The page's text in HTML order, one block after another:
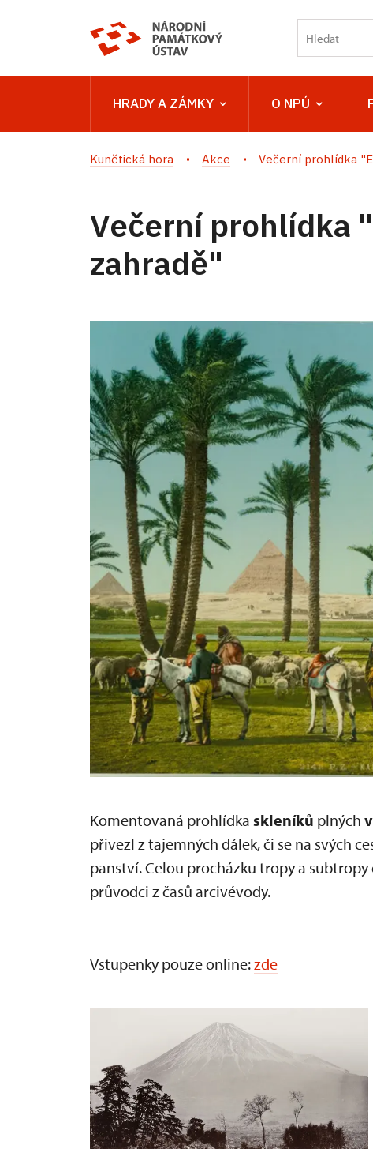
HRADY A ZÁMKY O NPÚ
Kunětická hora Akce Večerní prohlídka
Večerní prohlídka
zahradě"
Komentovaná prohlídka skleníků plných
přivezl z tajemných dálek, či se na svých
panství. Celou procházku tropy a
průvodci z časů arcivévody.
Vstupenky pouze online:zde